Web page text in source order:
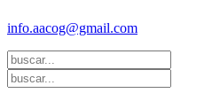
info.aacog@gmail.com